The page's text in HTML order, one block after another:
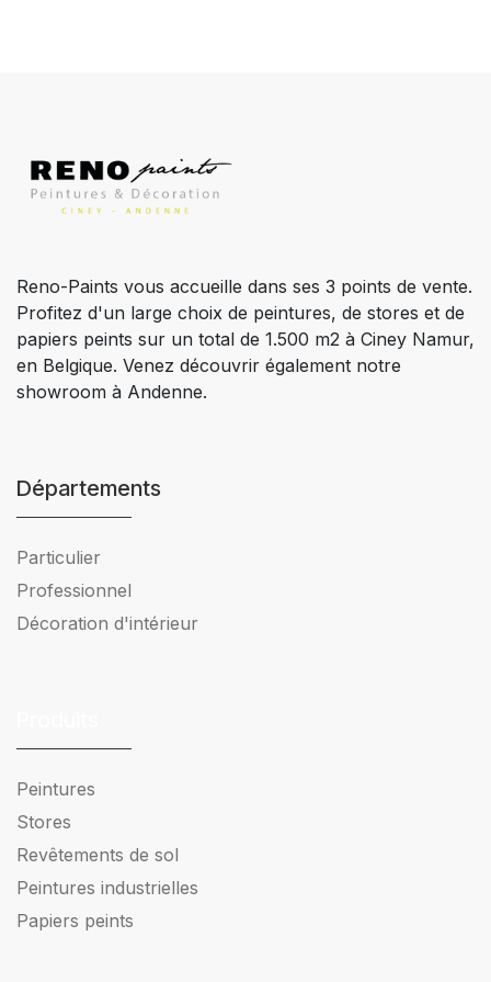
Reno-Paints vous accueille dans ses 3 points de vente.
Profitez d'un large choix de peintures, de stores et de
papiers peints sur un total de 1.500 m2 à Ciney Namur,
en Belgique. Venez découvrir également notre
showroom à Andenne.
Départements
Particulier
Professionnel
Décoration d'intérieur
Peintures
Stores
Revêtements de sol
Peintures industrielles
Papiers peints